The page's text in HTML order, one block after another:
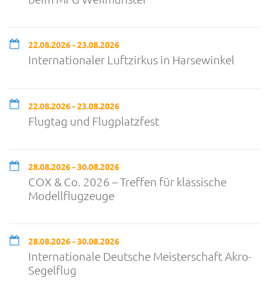
22.08.2026 - 23.08.2026
Internationaler Luftzirkus in Harsewinkel
22.08.2026 - 23.08.2026
Flugtag und Flugplatzfest
28.08.2026 - 30.08.2026
COX & Co. 2026 – Treffen für klassische
Modellflugzeuge
28.08.2026 - 30.08.2026
Internationale Deutsche Meisterschaft Akro-
Segelflug